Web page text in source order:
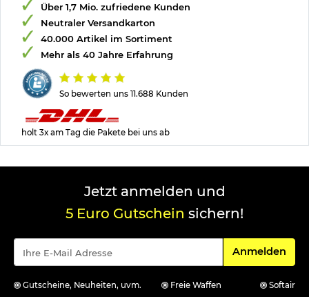
So bewerten uns 11.688 Kunden
Über 1,7 Mio. zufriedene Kunden
Neutraler Versandkarton
40.000 Artikel im Sortiment
Mehr als 40 Jahre Erfahrung
holt 3x am Tag die Pakete bei uns ab
Jetzt anmelden und
5 Euro Gutschein sichern!
Für den
Anmelden
Gutscheine, Neuheiten, uvm. Freie Waffen
Softair